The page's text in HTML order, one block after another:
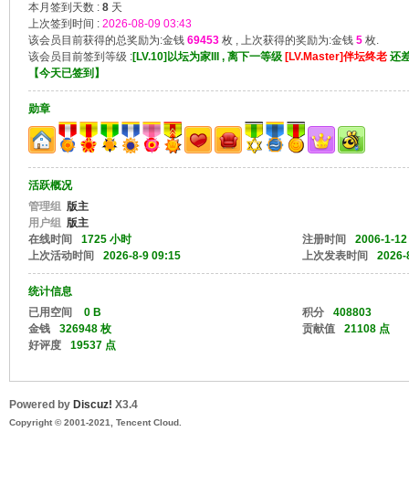
本月签到天数 : 8天
上次签到时间 : 2026-08-09 03:43
该会员目前获得的总奖励为:金钱 69453枚 , 上次获得的奖励为:金钱 5枚.
该会员目前签到等级 :[LV.10]以坛为家III , 离下一等级 [LV.Master]伴坛终老还
【今天已签到 】
勋章
活跃概况
管理组 版主
用户组 版主
在线时间
1725 小时 注册时间
2006-1-
上次活动时间
2026-8-9 09:15 上次发表时间 2026-
统计信息
已用空间
0 B 积分
408803
金钱
326948 枚 贡献值
21108 点
好评度
19537 点
Powered by Discuz! X3.4
Copyright © 2001-2021, Tencent Cloud.